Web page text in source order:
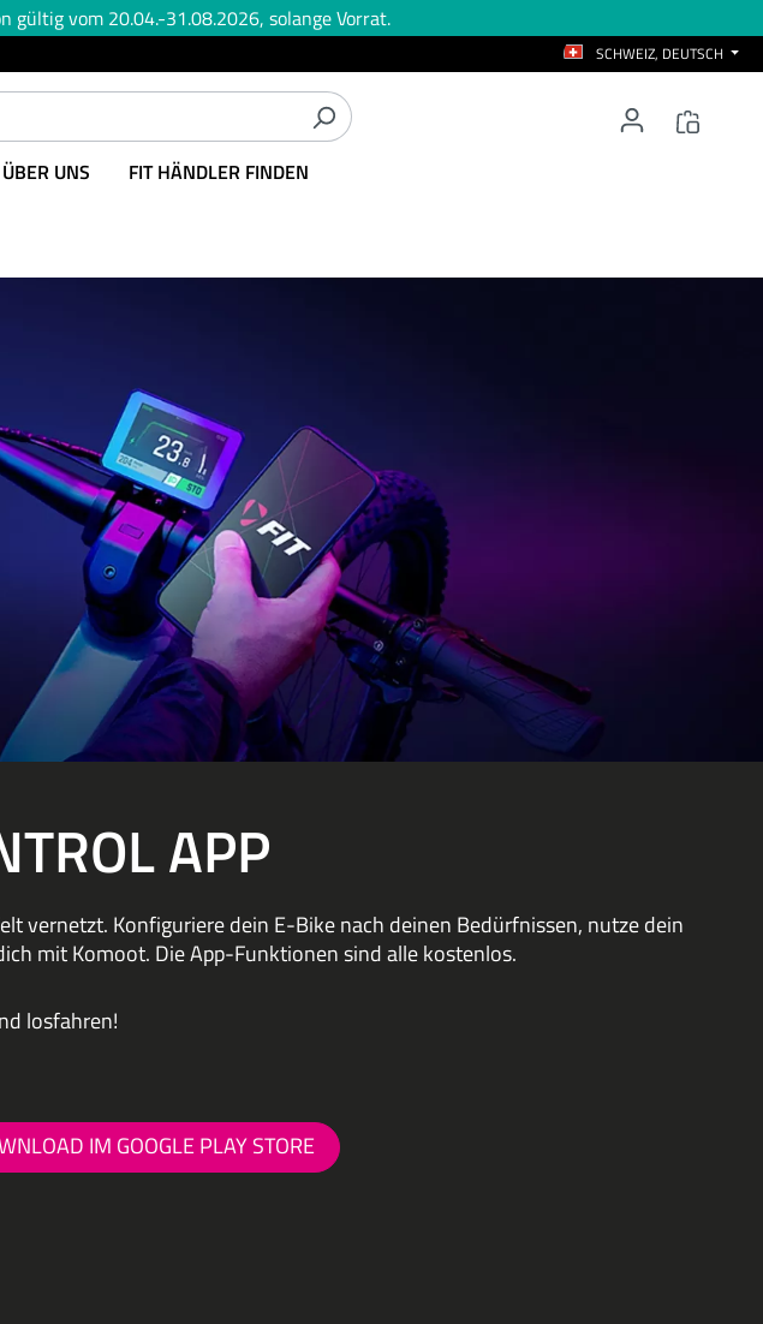
gültig vom 20.04.-31.08.2026, solange Vorrat.
SCHWEIZ, DEUTSCH
ÜBER UNS FIT HÄNDLER FINDEN
APP
vernetzt. Konfiguriere dein E-Bike nach deinen Bedürfnissen, nutze dein
mit Komoot. Die App-Funktionen sind alle kostenlos.
losfahren!
IM GOOGLE PLAY STORE